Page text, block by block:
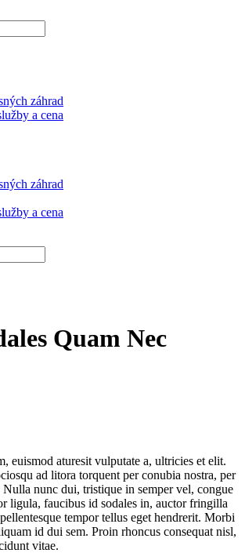
záhrad
a cena
záhrad
a cena
Quam Nec
euismod aturesit vulputate a, ultricies et elit.
ad litora torquent per conubia nostra, per
Nulla nunc dui, tristique in semper vel, congue
ligula, faucibus id sodales in, auctor fringilla
tempor tellus eget hendrerit. Morbi
id dui sem. Proin rhoncus consequat nisl,
vitae.